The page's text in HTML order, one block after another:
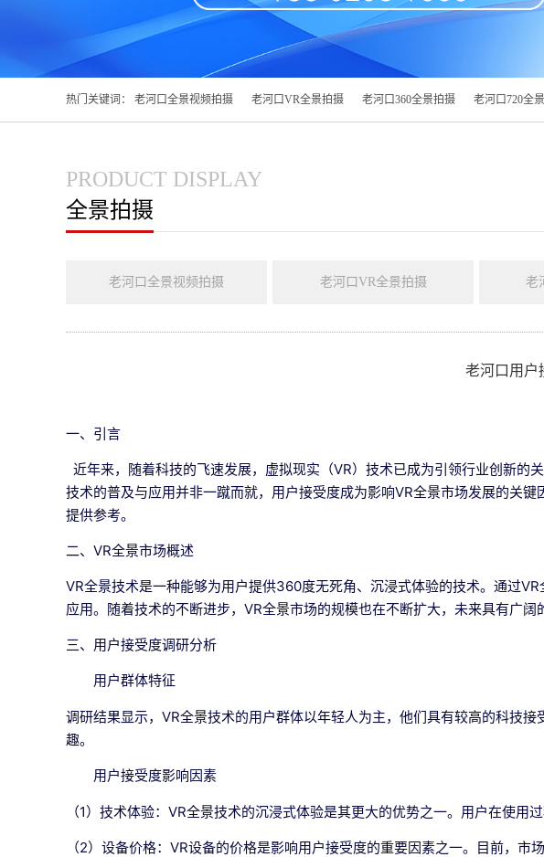
热门关键词： 老河口全景视频拍摄 老河口VR全景拍摄 老河口360全景拍摄 老河口720全
PRODUCT DISPLAY
全景拍摄
老河口全景视频拍摄 老河口VR全景拍摄 老
老河口用户
一、引言
近年来，随着科技的飞速发展，虚拟现实（VR）技术已成为引领行业创新的
技术的普及与应用并非一蹴而就，用户接受度成为影响VR全景市场发展的关
提供参考。
二、VR全景市场概述
VR全景技术是一种能够为用户提供360度无死角、沉浸式体验的技术。通过
应用。随着技术的不断进步，VR全景市场的规模也在不断扩大，未来具有广阔
三、用户接受度调研分析
用户群体特征
调研结果显示，VR全景技术的用户群体以年轻人为主，他们具有较高的科技
趣。
用户接受度影响因素
（1）技术体验：VR全景技术的沉浸式体验是其更大的优势之一。用户在使
（2）设备价格：VR设备的价格是影响用户接受度的重要因素之一。目前，